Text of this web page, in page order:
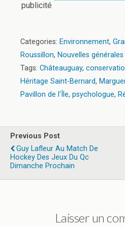
publicité
Categories: Environnement,
Roussillon, Nouvelles générales
Tags: Châteauguay,
Héritage Saint-Bernard,
Pavillon de l'Île, psychologue,
Previous Post
Guy Lafleur Au Match De
Hockey Des Jeux Du Qc
Dimanche Prochain
Laisser un